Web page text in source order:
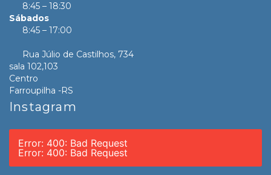
8:45 – 18:30
Sábados
8:45 – 17:00
Rua Júlio de Castilhos, 734
sala 102,103
Centro
Farroupilha -RS
Instagram
Error: 400: Bad Request
Error: 400: Bad Request